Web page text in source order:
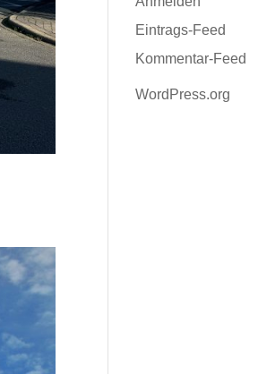
Eintrags-Feed
Kommentar-Feed
WordPress.org